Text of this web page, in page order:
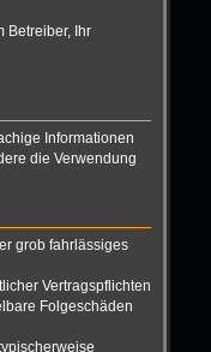
Betreiber, Ihr
Informationen
die Verwendung
grob fahrlässiges
Vertragspflichten
Folgeschäden